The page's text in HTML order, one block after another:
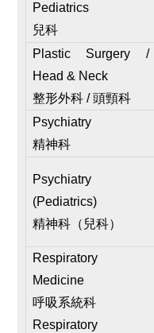
Pediatrics
兒科
Plastic Surgery /
Head & Neck
整形外科 / 頭頸科
Psychiatry
精神科
Psychiatry
(Pediatrics)
精神科（兒科）
Respiratory
Medicine
呼吸系統科
Respiratory